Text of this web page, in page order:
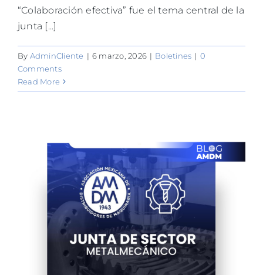
“Colaboración efectiva” fue el tema central de la
junta [...]
By AdminCliente | 6 marzo, 2026 | Boletines | 0
Comments
Read More